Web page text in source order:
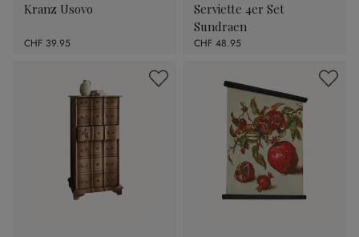
Kranz Usovo
CHF 39.95
Serviette 4er Set
Sundraen
CHF 48.95